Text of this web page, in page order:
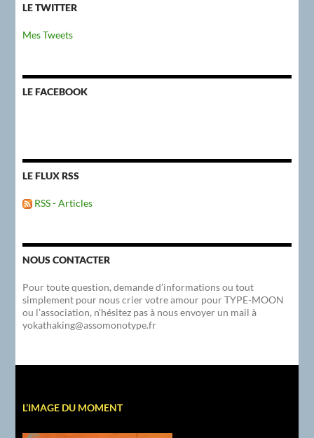
LE TWITTER
Mes Tweets
LE FACEBOOK
LE FLUX RSS
RSS - Articles
NOUS CONTACTER
Pour toute question, demande d’informations ou tout
simplement pour nous crier votre amour pour TYPE-MOON
ou l’association, n’hésitez pas à nous envoyer un mail à
yokathaking@assomonotype.fr
L’IMAGE DU MOMENT